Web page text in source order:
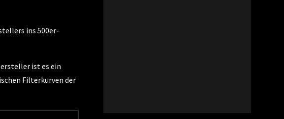
ins 500er-
ist es ein
Filterkurven der